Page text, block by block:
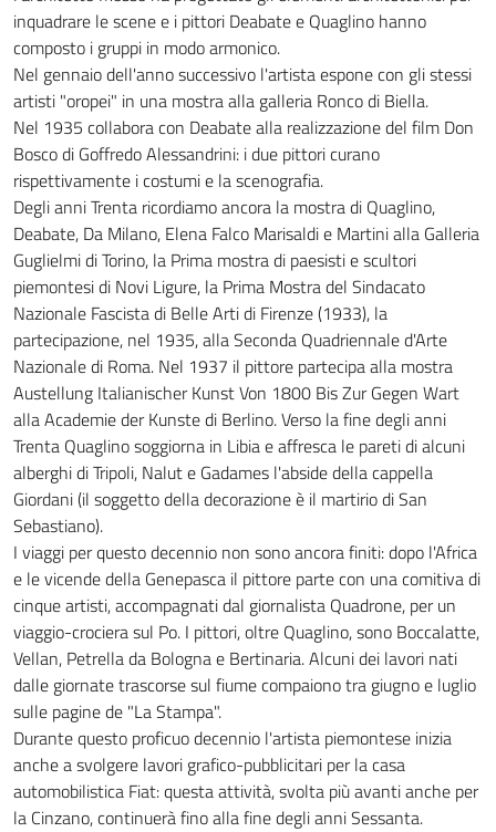
inquadrare le scene e i pittori Deabate e Quaglino hanno
composto i gruppi in modo armonico.
Nel gennaio dell'anno successivo l'artista espone con gli stessi
artisti "oropei" in una mostra alla galleria Ronco di Biella.
Nel 1935 collabora con Deabate alla realizzazione del film Don
Bosco di Goffredo Alessandrini: i due pittori curano
rispettivamente i costumi e la scenografia.
Degli anni Trenta ricordiamo ancora la mostra di Quaglino,
Deabate, Da Milano, Elena Falco Marisaldi e Martini alla Galleria
Guglielmi di Torino, la Prima mostra di paesisti e scultori
piemontesi di Novi Ligure, la Prima Mostra del Sindacato
Nazionale Fascista di Belle Arti di Firenze (1933), la
partecipazione, nel 1935, alla Seconda Quadriennale d'Arte
Nazionale di Roma. Nel 1937 il pittore partecipa alla mostra
Austellung Italianischer Kunst Von 1800 Bis Zur Gegen Wart
alla Academie der Kunste di Berlino. Verso la fine degli anni
Trenta Quaglino soggiorna in Libia e affresca le pareti di alcuni
alberghi di Tripoli, Nalut e Gadames l'abside della cappella
Giordani (il soggetto della decorazione è il martirio di San
Sebastiano).
I viaggi per questo decennio non sono ancora finiti: dopo l'Africa
e le vicende della Genepasca il pittore parte con una comitiva di
cinque artisti, accompagnati dal giornalista Quadrone, per un
viaggio-crociera sul Po. I pittori, oltre Quaglino, sono Boccalatte,
Vellan, Petrella da Bologna e Bertinaria. Alcuni dei lavori nati
dalle giornate trascorse sul fiume compaiono tra giugno e luglio
sulle pagine de "La Stampa".
Durante questo proficuo decennio l'artista piemontese inizia
anche a svolgere lavori grafico-pubblicitari per la casa
automobilistica Fiat: questa attività, svolta più avanti anche per
la Cinzano, continuerà fino alla fine degli anni Sessanta.